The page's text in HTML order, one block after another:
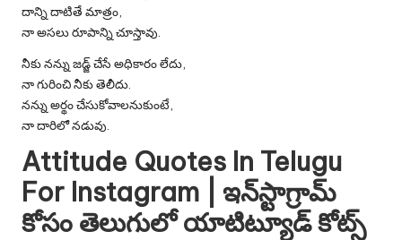
దాన్ని దాటితే మాత్రం,
నా అసలు రూపాన్ని చూస్తావు.
నీకు నన్ను జడ్జ్ చేసే అధికారం లేదు,
నా గురించి నీకు తెలీదు.
నన్ను అర్థం చేసుకోవాలనుకుంటే,
నా దారిలో నడువు.
Attitude Quotes In Telugu
For Instagram | ఇన్‌స్టాగ్రామ్
కోసం తెలుగులో యాటిట్యూడ్ కోట్స్